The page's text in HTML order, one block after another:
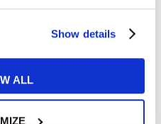
Show details
ALL
sempre solo corsi online